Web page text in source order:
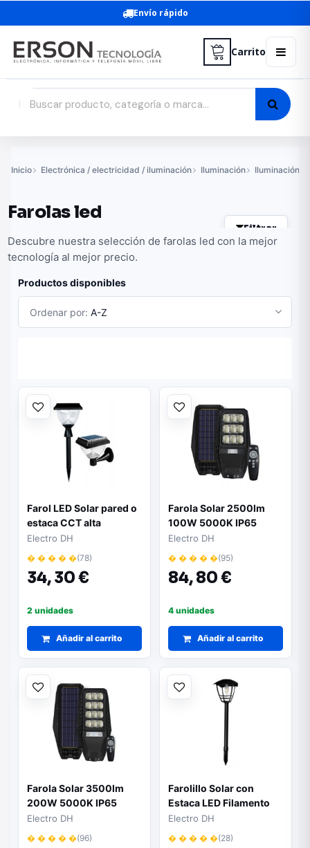
Envío rápido
Carrito
Inicio Electrónica / electricidad / iluminación Iluminación Iluminación
Farolas led
Filtrar
Descubre nuestra selección de farolas led con la mejor
tecnología al mejor precio.
Productos disponibles
Ordenar por: A-Z
Farol LED Solar pared o
estaca CCT alta
Luminosidad
Electro DH
� � � � �(78)
34,30 €
2 unidades
Añadir al carrito
Farola Solar 2500lm
100W 5000K IP65
Electro DH
� � � � �(95)
84,80 €
4 unidades
Añadir al carrito
Farola Solar 3500lm
200W 5000K IP65
Electro DH
� � � � �(96)
Farolillo Solar con
Estaca LED Filamento
DH
Electro DH
� � � � �(28)